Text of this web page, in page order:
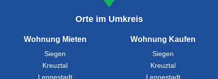
Orte im Umkreis
Wohnung Mieten
Siegen
Kreuztal
Lennestadt
Wohnung Kaufen
Siegen
Kreuztal
Lennestadt